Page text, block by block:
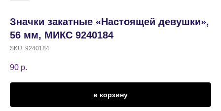
Значки закатные «Настоящей девушки»,
56 мм, МИКС 9240184
SKU: 9240184
90 р.
в корзину